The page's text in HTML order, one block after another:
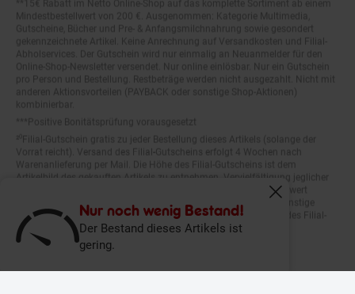
Nur noch wenig Bestand!
Der Bestand dieses Artikels ist
gering.
Fenster
Mindestbestellwert von 200 €. Ausgenommen: Kategorie Multimedia,
Gutscheine, Bücher und Pre- & Anfangsmilchnahrung sowie gesondert
gekennzeichnete Artikel. Keine Anrechnung auf Versandkosten und Filial-
Abholservices. Der Gutschein wird nur einmalig an Neuanmelder für den
Online-Shop-Newsletter versendet. Nur online einlösbar. Nur ein Gutschein
pro Person und Bestellung. Restbeträge werden nicht ausgezahlt. Nicht mit
anderen Aktionsvorteilen (PAYBACK oder sonstige Shop-Aktionen)
kombinierbar.
Vorrat reicht). Versand des Filial-Gutscheins erfolgt 4 Wochen nach
Warenanlieferung per Mail. Die Höhe des Filial-Gutscheins ist dem
Artikelbild des gekauften Artikels zu entnehmen. Vervielfältigung jeglicher
Art nicht gestattet. Der Filial-Gutschein ist ohne Mindesteinkaufswert
einlösbar. Nicht mit anderen Aktionsvorteilen (PAYBACK oder sonstige
Shop-Aktionen) kombinierbar. Der jeweilige Gültigkeitszeitraum des Filial-
Gutscheins ist darauf vermerkt.